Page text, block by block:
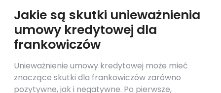
Jakie są skutki unieważnienia
umowy kredytowej dla
frankowiczów
Unieważnienie umowy kredytowej może mieć
znaczące skutki dla frankowiczów zarówno
pozytywne, jak i negatywne. Po pierwsze,